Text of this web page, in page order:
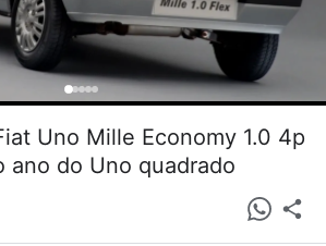
Uno Mille Economy 1.0 4p
ano do Uno quadrado